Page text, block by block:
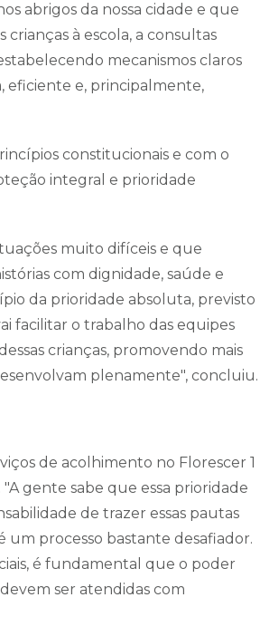
abrigos da nossa cidade e que
crianças à escola, a consultas
mecanismos claros
eficiente e, principalmente,
constitucionais e com o
integral e prioridade
muito difíceis e que
com dignidade, saúde e
da prioridade absoluta, previsto
facilitar o trabalho das equipes
crianças, promovendo mais
plenamente", concluiu.
de acolhimento no Florescer 1
gente sabe que essa prioridade
de trazer essas pautas
um processo bastante desafiador.
é fundamental que o poder
ser atendidas com